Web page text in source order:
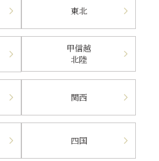
東北
甲信越
北陸
関西
四国